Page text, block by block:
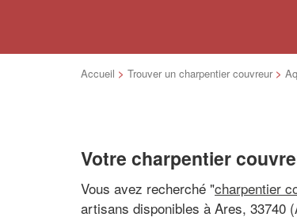
Accueil > Trouver un charpentier couvreur >
Votre charpentier
Vous avez recherché "charpentier
artisans disponibles à Ares, 33740